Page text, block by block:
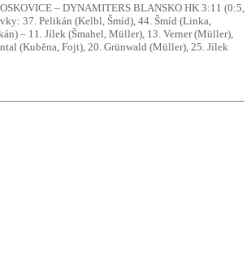
– DYNAMITERS BLANSKO HK 3:11 (0:5,
37. Pelikán (Kelbl, Šmíd), 44. Šmíd (Linka,
– 11. Jílek (Šmahel, Müller), 13. Verner (Müller),
(Kuběna, Fojt), 20. Grünwald (Müller), 25. Jílek